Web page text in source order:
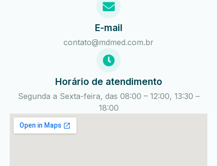
E-mail
contato@mdmed.com.br
Horário de atendimento
Segunda a Sexta-feira, das 08:00 – 12:00, 13:30 –
18:00